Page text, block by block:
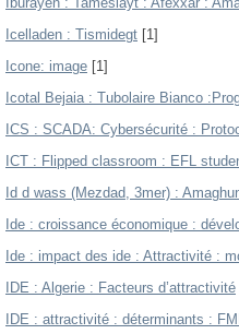
Icelladen : Tismidegt [1]
Icone: image [1]
Icotal Bejaia : Tubolaire Bianco
ICS : SCADA: Cybersécurité :
ICT : Flipped classroom : EFL
Id d wass (Mezdad, 3mer) :
Ide : croissance économique :
Ide : impact des ide : Attractivité :
IDE : Algerie : Facteurs d’attractivité
IDE : attractivité : déterminants :